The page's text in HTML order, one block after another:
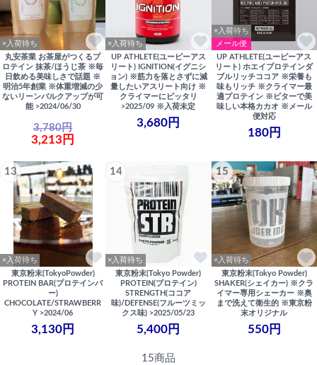
×入荷待ち
丸安茶業 お茶屋がつくるプ
ロテイン 抹茶/ほうじ茶 ※毎
日飲める美味しさで話題 ※
明治5年創業 ※体重増減の少
ないリーンバルクアップが可
能 >2024/06/30
3,780円
3,213円
×入荷待ち
UP ATHLETE(ユーピーアス
リート) IGNITION(イグニシ
ョン) ※筋力を落とさずに減
量したいアスリート向け ※
クライマーにピッタリ
>2025/09 ※入荷未定
3,680円
×入荷待ち
メール便
UP ATHLETE(ユーピーアス
リート) ホエイプロテインダ
ブルリッチココア ※栄養も
味もリッチ ※クライマー最
適プロテイン ※ビターで美
味しい本格カカオ ※メール
便対応
180円
13
×入荷待ち
東京粉末(TokyoPowder)
PROTEIN BAR(プロテインバ
ー)
CHOCOLATE/STRAWBERR
Y >2024/06
3,130円
14
×入荷待ち
東京粉末(Tokyo Powder)
PROTEIN(プロテイン)
STRENGTH(ココア
味)/DEFENSE(フルーツミッ
クス味) >2025/05/23
5,400円
15
×入荷待ち
東京粉末(Tokyo Powder)
SHAKER(シェイカー) ※クラ
イマー専用シェーカー ※奥
まで洗えて衛生的 ※東京粉
末オリジナル
550円
15商品